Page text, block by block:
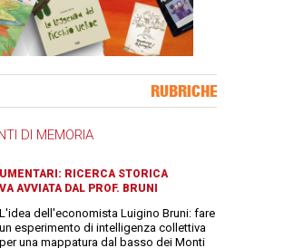
RUBRICHE
DI MEMORIA
RICERCA STORICA
AVVIATA DAL PROF. BRUNI
L'idea dell'economista Luigino Bruni: fare
un esperimento di intelligenza collettiva
per una mappatura dal basso dei Monti